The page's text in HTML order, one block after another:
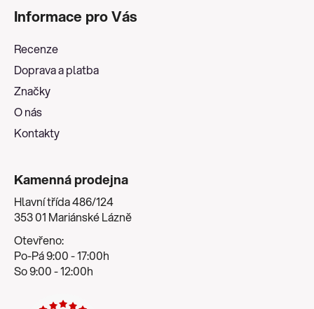
Informace pro Vás
Recenze
Doprava a platba
Značky
O nás
Kontakty
Kamenná prodejna
Hlavní třída 486/124
353 01 Mariánské Lázně
Otevřeno:
Po-Pá 9:00 - 17:00h
So 9:00 - 12:00h